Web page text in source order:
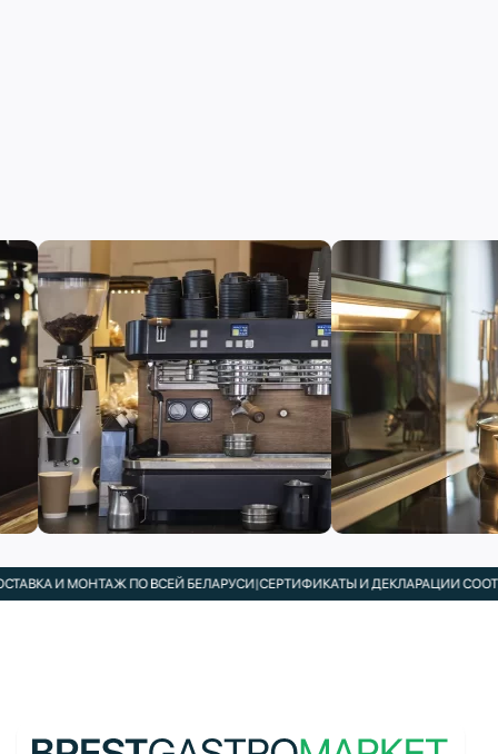
И МОНТАЖ ПО ВСЕЙ БЕЛАРУСИ|СЕРТИФИКАТЫ И ДЕКЛАРАЦИИ